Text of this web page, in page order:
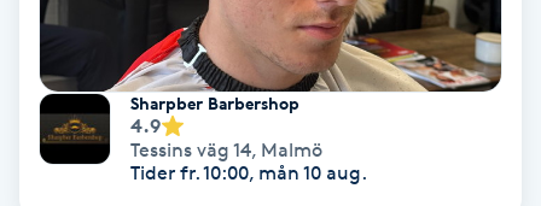
Fransar
Sharpber Barbershop
4.9
Tessins väg 14, Malmö
Tider fr. 10:00, mån 10 aug.